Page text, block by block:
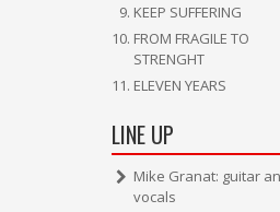
KEEP SUFFERING
FROM FRAGILE TO
STRENGHT
ELEVEN YEARS
LINE UP
Mike Granat: guitar
vocals